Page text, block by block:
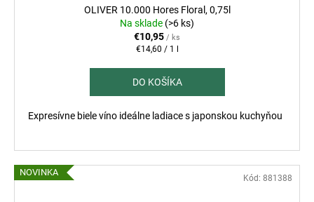
OLIVER 10.000 Hores Floral, 0,75l
Na sklade (>6 ks)
€10,95 / ks
Jednotková
€14,60 / 1 l
DO KOŠÍKA
Expresívne biele víno ideálne ladiace s japonskou kuchyňou
NOVINKA
Kód: 881388